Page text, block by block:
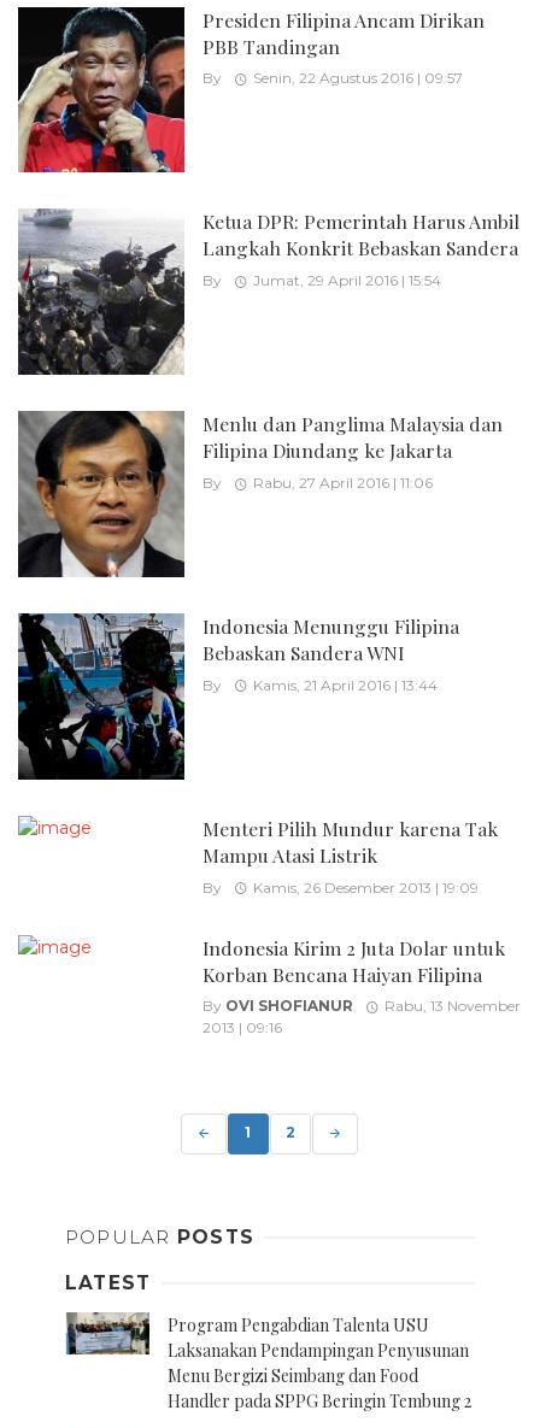
Presiden Filipina Ancam Dirikan
PBB Tandingan
By Senin, 22 Agustus 2016 | 09:57
Ketua DPR: Pemerintah Harus Ambil
Langkah Konkrit Bebaskan Sandera
By Jumat, 29 April 2016 | 15:54
Menlu dan Panglima Malaysia dan
Filipina Diundang ke Jakarta
By Rabu, 27 April 2016 | 11:06
Indonesia Menunggu Filipina
Bebaskan Sandera WNI
By Kamis, 21 April 2016 | 13:44
Menteri Pilih Mundur karena Tak
Mampu Atasi Listrik
By Kamis, 26 Desember 2013 | 19:09
Indonesia Kirim 2 Juta Dolar untuk
Korban Bencana Haiyan Filipina
By OVI SHOFIANUR
Rabu, 13 November
2013 | 09:16
1 2
POPULAR POSTS
LATEST
Program Pengabdian Talenta USU
Laksanakan Pendampingan Penyusunan
Menu Bergizi Seimbang dan Food
Handler pada SPPG Beringin Tembung 2